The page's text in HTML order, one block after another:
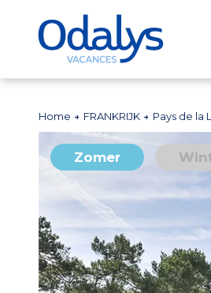
Home FRANKRIJK Pays de la
Zomer